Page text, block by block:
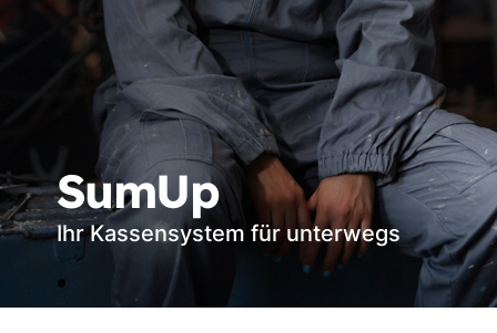
SumUp
Ihr Kassensystem für unterwegs